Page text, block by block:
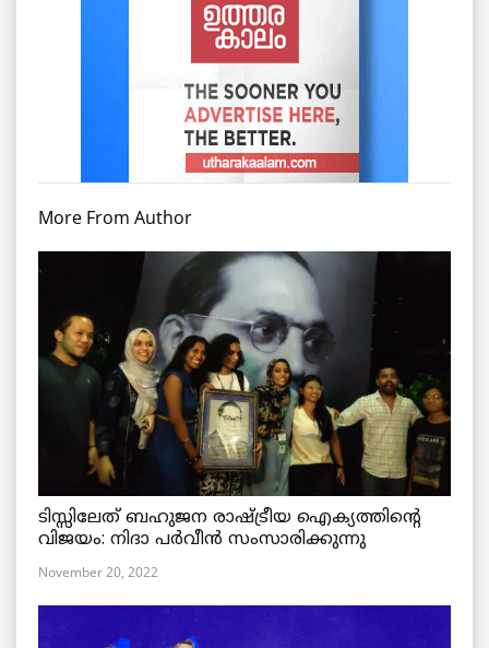
More From Author
ടിസ്സിലേത് ബഹുജന രാഷ്ട്രീയ ഐക്യത്തിന്റെ
വിജയം: നിദാ പർവീൻ സംസാരിക്കുന്നു
November 20, 2022